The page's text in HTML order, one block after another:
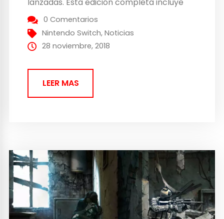
por primera vez los contenidos de la
Anniversary Edition del juego base, así
como todos los principales contenidos
supervivencia...
0 Comentarios
Nintendo Switch,Noticias
28 noviembre, 2018
LEER MAS